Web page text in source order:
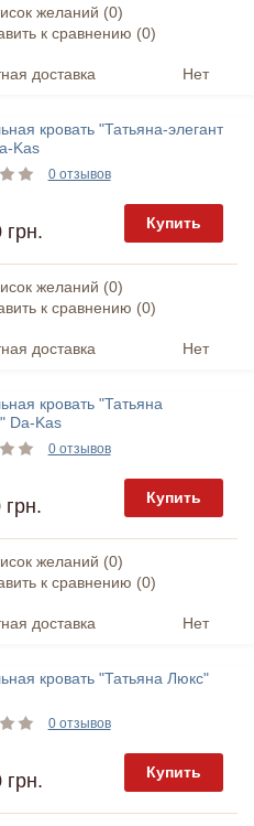
желаний (0)
к сравнению (0)
доставка Нет
кровать "Татьяна-элегант
Kas
0 отзывов
грн. Купить
желаний (0)
к сравнению (0)
доставка Нет
кровать "Татьяна
Da-Kas
0 отзывов
грн. Купить
желаний (0)
к сравнению (0)
доставка Нет
кровать "Татьяна Люкс"
0 отзывов
грн. Купить